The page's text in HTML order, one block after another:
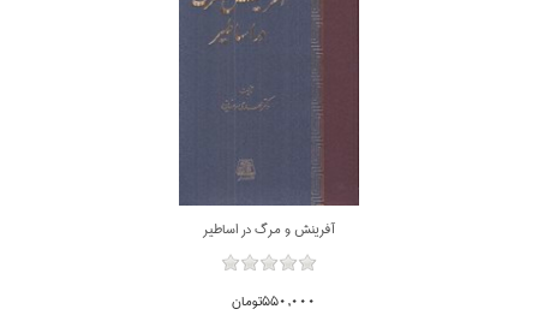
آفرينش و مرگ در اساطير
550,000تومان